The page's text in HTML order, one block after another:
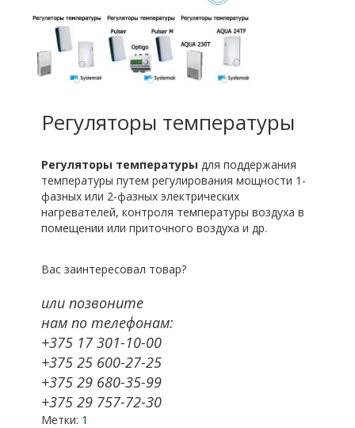
Регуляторы температуры
Регуляторы температурыдля поддержания
температуры путем регулирования мощности 1-
фазных или 2-фазных электрических
нагревателей, контроля температуры воздуха в
помещении или приточного воздуха и др.
Вас заинтересовал товар?
или позвоните
нам по телефонам:
+375 17 301-10-00
+375 25 600-27-25
+375 29 680-35-99
+375 29 757-72-30
Метки: 1